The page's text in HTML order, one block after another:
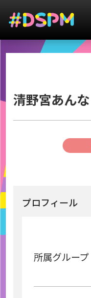
清野宮あんな
プロフィール
所属グループ